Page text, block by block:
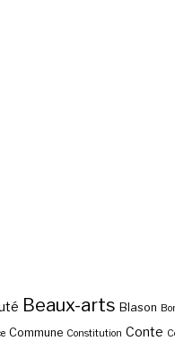
Beaux-arts Blason
Commune Constitution Conte